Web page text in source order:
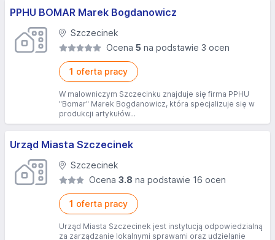
PPHU BOMAR Marek Bogdanowicz
Szczecinek
Ocena 5 na podstawie 3 ocen
1 oferta pracy
W malowniczym Szczecinku znajduje się firma PPHU
"Bomar" Marek Bogdanowicz, która specjalizuje się w
produkcji artykułów...
Urząd Miasta Szczecinek
Szczecinek
Ocena3.8 na podstawie 16 ocen
1 oferta pracy
Urząd Miasta Szczecinek jest instytucją odpowiedzialną
za zarządzanie lokalnymi sprawami oraz udzielanie